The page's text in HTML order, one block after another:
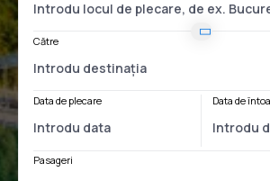
Către
Data de plecare Data de
Pasageri